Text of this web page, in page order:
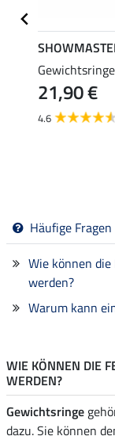
21,90 €
4.6
Häufige Fragen
Wie können
werden?
Warum kann
WIE KÖNNEN DIE
WERDEN?
Gewichtsringe
dazu. Sie können